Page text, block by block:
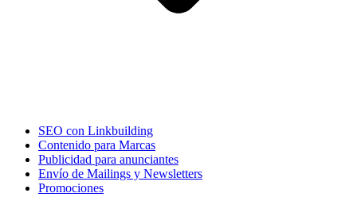
SEO con Linkbuilding
Contenido para Marcas
Publicidad para anunciantes
Envío de Mailings y Newsletters
Promociones